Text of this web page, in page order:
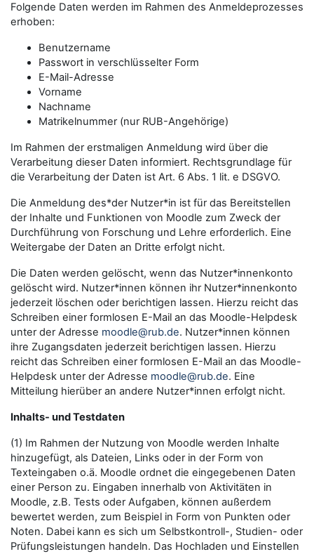
Folgende Daten werden im Rahmen des Anmeldeprozesses
erhoben:
Benutzername
Passwort in verschlüsselter Form
E-Mail-Adresse
Vorname
Nachname
Matrikelnummer (nur RUB-Angehörige)
Im Rahmen der erstmaligen Anmeldung wird über die
Verarbeitung dieser Daten informiert. Rechtsgrundlage für
die Verarbeitung der Daten ist Art. 6 Abs. 1 lit. e DSGVO.
Die Anmeldung des*der Nutzer*in ist für das Bereitstellen
der Inhalte und Funktionen von Moodle zum Zweck der
Durchführung von Forschung und Lehre erforderlich. Eine
Weitergabe der Daten an Dritte erfolgt nicht.
Die Daten werden gelöscht, wenn das Nutzer*innenkonto
gelöscht wird. Nutzer*innen können ihr Nutzer*innenkonto
jederzeit löschen oder berichtigen lassen. Hierzu reicht das
Schreiben einer formlosen E-Mail an das Moodle-Helpdesk
unter der Adresse moodle@rub.de. Nutzer*innen können
ihre Zugangsdaten jederzeit berichtigen lassen. Hierzu
reicht das Schreiben einer formlosen E-Mail an das Moodle-
Helpdesk unter der Adresse moodle@rub.de. Eine
Mitteilung hierüber an andere Nutzer*innen erfolgt nicht.
Inhalts- und Testdaten
(1) Im Rahmen der Nutzung von Moodle werden Inhalte
hinzugefügt, als Dateien, Links oder in der Form von
Texteingaben o.ä. Moodle ordnet die eingegebenen Daten
einer Person zu. Eingaben innerhalb von Aktivitäten in
Moodle, z.B. Tests oder Aufgaben, können außerdem
bewertet werden, zum Beispiel in Form von Punkten oder
Noten. Dabei kann es sich um Selbstkontroll-, Studien- oder
Prüfungsleistungen handeln. Das Hochladen und Einstellen